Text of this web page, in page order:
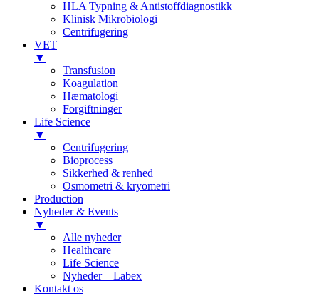
HLA Typning & Antistoffdiagnostikk
Klinisk Mikrobiologi
Centrifugering
VET
▼
Transfusion
Koagulation
Hæmatologi
Forgiftninger
Life Science
▼
Centrifugering
Bioprocess
Sikkerhed & renhed
Osmometri & kryometri
Production
Nyheder & Events
▼
Alle nyheder
Healthcare
Life Science
Nyheder – Labex
Kontakt os